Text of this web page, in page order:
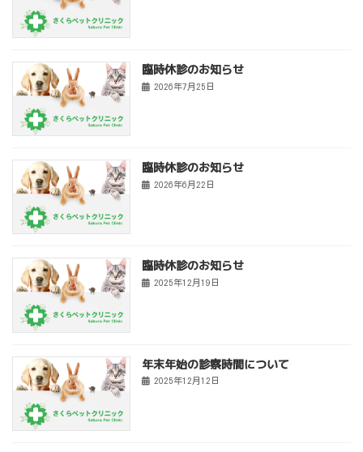
臨時休診のお知らせ
2026年7月25日
臨時休診のお知らせ
2026年6月22日
臨時休診のお知らせ
2025年12月19日
年末年始の診察時間について
2025年12月12日